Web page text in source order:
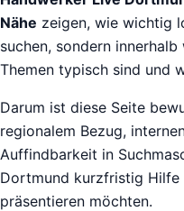
Nähe zeigen, wie wichtig
suchen, sondern
Themen typisch sind und
Darum ist diese Seite
regionalem Bezug,
Auffindbarkeit in
Dortmund kurzfristig Hilfe
präsentieren möchten.